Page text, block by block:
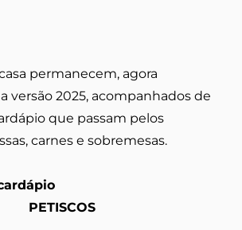
permanecem, agora
versão 2025, acompanhados de
que passam pelos
carnes e sobremesas.
PETISCOS